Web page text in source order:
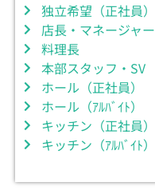
独立希望（正社員）
店長・マネージャー
料理長
本部スタッフ・SV
ホール（正社員）
ホール（ｱﾙﾊﾞｲﾄ）
キッチン（正社員）
キッチン（ｱﾙﾊﾞｲﾄ）